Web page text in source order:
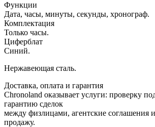
Функции
Дата, часы, минуты, секунды, хронограф.
Комплектация
Только часы.
Циферблат
Синий.
Нержавеющая сталь.
Доставка, оплата и гарантия
Chronoland оказывает услуги: проверку
гарантию сделок
между физлицами, агентские соглашения
продажу.